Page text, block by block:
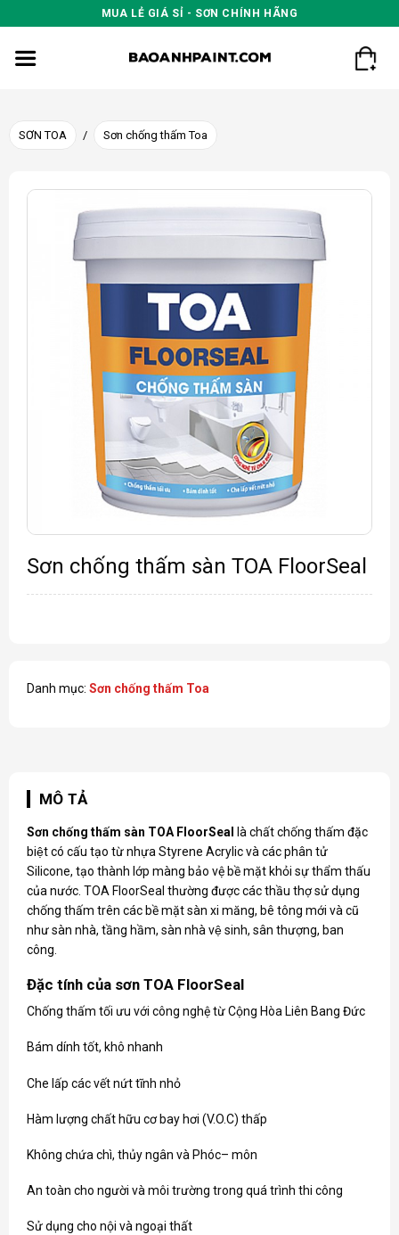
to
content
MUA LẺ GIÁ SỈ - SƠN CHÍNH HÃNG
SƠN TOA / Sơn chống thấm Toa
Sơn chống thấm sàn TOA FloorSeal
Danh mục: Sơn chống thấm Toa
MÔ TẢ
Sơn chống thấm sàn TOA FloorSeal là chất chống thấm đặc
biệt có cấu tạo từ nhựa Styrene Acrylic và các phân tử
Silicone, tạo thành lớp màng bảo vệ bề mặt khỏi sự thẩm thấu
của nước. TOA FloorSeal thường được các thầu thợ sử dụng
chống thấm trên các bề mặt sàn xi măng, bê tông mới và cũ
như sàn nhà, tầng hầm, sàn nhà vệ sinh, sân thượng, ban
công.
Đặc tính của sơn TOA FloorSeal
Chống thấm tối ưu với công nghệ từ Cộng Hòa Liên Bang Đức
Bám dính tốt, khô nhanh
Che lấp các vết nứt tĩnh nhỏ
Hàm lượng chất hữu cơ bay hơi (V.O.C) thấp
Không chứa chì, thủy ngân và Phóc– môn
An toàn cho người và môi trường trong quá trình thi công
Sử dụng cho nội và ngoại thất